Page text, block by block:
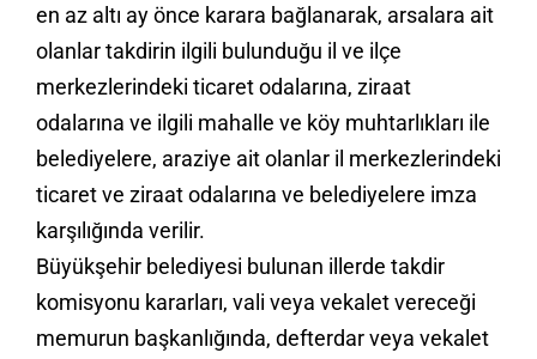
en az altı ay önce karara bağlanarak, arsalara ait
olanlar takdirin ilgili bulunduğu il ve ilçe
merkezlerindeki ticaret odalarına, ziraat
odalarına ve ilgili mahalle ve köy muhtarlıkları ile
belediyelere, araziye ait olanlar il merkezlerindeki
ticaret ve ziraat odalarına ve belediyelere imza
karşılığında verilir.
Büyükşehir belediyesi bulunan illerde takdir
komisyonu kararları, vali veya vekalet vereceği
memurun başkanlığında, defterdar veya vekalet